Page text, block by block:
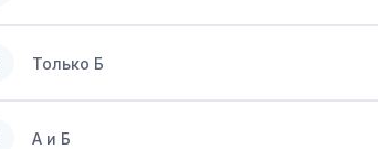
Только Б
А и Б